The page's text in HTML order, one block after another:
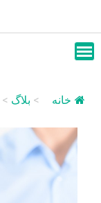
n
خانه > بلاگ >